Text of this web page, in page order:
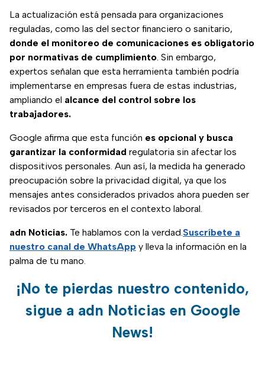
La actualización está pensada para organizaciones
reguladas, como las del sector financiero o sanitario,
donde el monitoreo de comunicaciones es obligatorio
por normativas de cumplimiento. Sin embargo,
expertos señalan que esta herramienta también podría
implementarse en empresas fuera de estas industrias,
ampliando el alcance del control sobre los
trabajadores.
Google afirma que esta función es opcional y busca
garantizar la conformidad regulatoria sin afectar los
dispositivos personales. Aun así, la medida ha generado
preocupación sobre la privacidad digital, ya que los
mensajes antes considerados privados ahora pueden ser
revisados por terceros en el contexto laboral.
adn Noticias. Te hablamos con la verdad.Suscríbete a
nuestro canal de WhatsApp y lleva la información en la
palma de tu mano.
¡No te pierdas nuestro contenido,
sigue a adn Noticias en Google
News!